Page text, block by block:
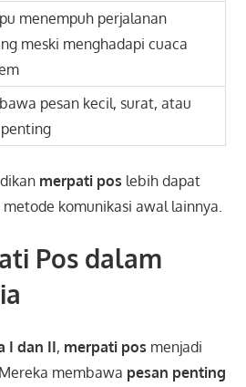
menempuh perjalanan
meski menghadapi cuaca
pesan kecil, surat, atau
merpati pos lebih dapat
komunikasi awal lainnya.
Pos dalam
I dan II, merpati pos menjadi
. Mereka membawa pesan penting